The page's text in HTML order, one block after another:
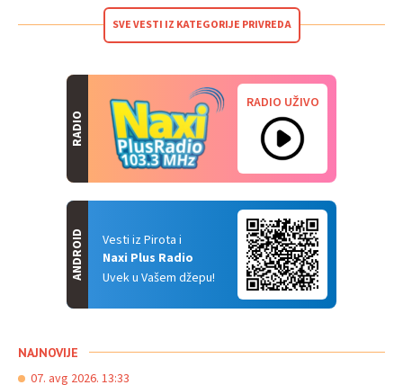
SVE VESTI IZ KATEGORIJE PRIVREDA
RADIO
RADIO UŽIVO
Vesti iz Pirota i
Naxi Plus Radio
Uvek u Vašem džepu!
ANDROID
NAJNOVIJE
07. avg 2026. 13:33